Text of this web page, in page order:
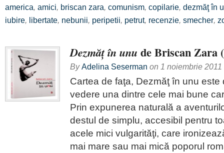
america, amici, briscan zara, comunism, copilarie, dezmăţ în
iubire, libertate, nebunii, peripetii, petrut, recenzie, smecher,
Dezmăţ în unu de Briscan Zara
ByAdelina Seserman on 1 noiembrie 2011
Cartea de faţa, Dezmăţ în unu
vedere una dintre cele mai bune
Prin expunerea naturală a
destul de simplu, accesibil pentru
acele mici vulgarităţi, care
mai mare sau mai mică poporul